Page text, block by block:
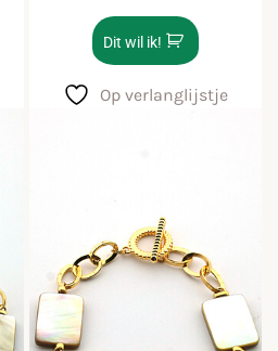
Dit wil ik!
Op verlanglijstje